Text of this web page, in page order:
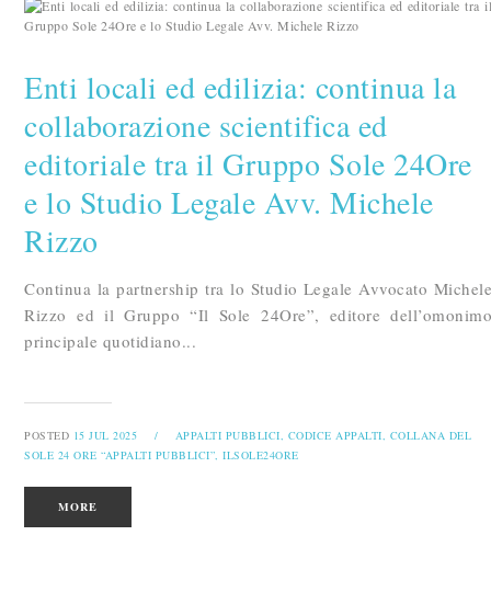
Enti locali ed edilizia: continua la
collaborazione scientifica ed
editoriale tra il Gruppo Sole 24Ore
e lo Studio Legale Avv. Michele
Rizzo
Continua la partnership tra lo Studio Legale Avvocato
Rizzo ed il Gruppo “Il Sole 24Ore”, editore
principale quotidiano...
POSTED 15 JUL 2025 / APPALTI PUBBLICI, CODICE APPALTI, COLLANA DEL
SOLE 24 ORE “APPALTI PUBBLICI”, ILSOLE24ORE
MORE